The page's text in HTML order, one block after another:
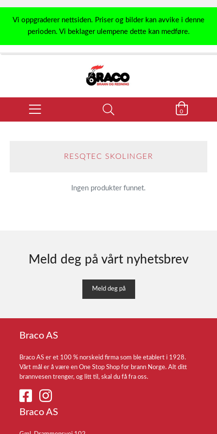
Vi oppgraderer nettsiden. Priser og bilder kan avvike i denne
perioden. Vi beklager ulempene dette kan medføre.
0
RESQTEC SKOLINGER
Ingen produkter funnet.
Meld deg på vårt nyhetsbrev
Meld deg på
Braco AS
Braco AS er et 100 % norskeid firma som ble etablert i 1928.
Vårt mål er å være en One Stop Shop for brann Norge. Alt ditt
brannvesen trenger, og litt til, skal du få fra oss.
Braco AS